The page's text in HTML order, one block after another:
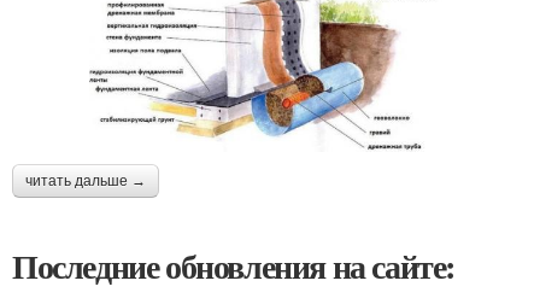
читать дальше →
Последние обновления на сайте: